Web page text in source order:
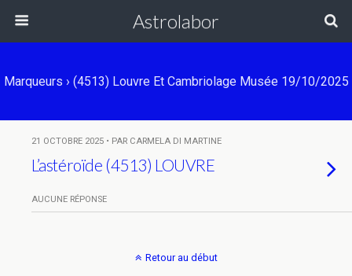
Astrolabor
Marqueurs › (4513) Louvre Et Cambriolage Musée 19/10/2025
21 OCTOBRE 2025 • PAR CARMELA DI MARTINE
L’astéroïde (4513) LOUVRE
AUCUNE RÉPONSE
Retour au début